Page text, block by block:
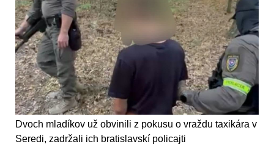
Dvoch mladíkov už obvinili z pokusu o vraždu taxikára v
Seredi, zadržali ich bratislavskí policajti